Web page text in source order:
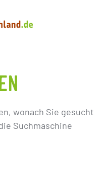
wonach Sie gesucht
Suchmaschine